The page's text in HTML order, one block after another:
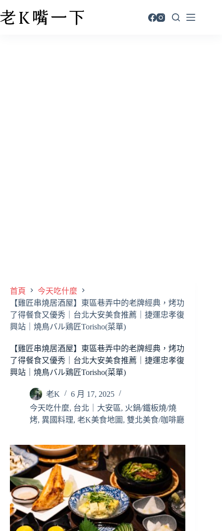
首頁
今天吃什麼
【雞匠串燒居酒屋】東區巷弄中的老牌經典，烤功
了得餐食又優秀｜台北大安美食推薦｜捷運忠孝復
興站｜燒鳥バル鶏匠Torisho(菜單)
【雞匠串燒居酒屋】東區巷弄中的老牌經典，烤功
了得餐食又優秀｜台北大安美食推薦｜捷運忠孝復
興站｜燒鳥バル鶏匠Torisho(菜單)
老K
6 月 17, 2025
今天吃什麼, 台北｜大安區, 火鍋/鐵板燒/燒
烤, 異國料理, 老K美食地圖 , 雙北美食/咖啡廳